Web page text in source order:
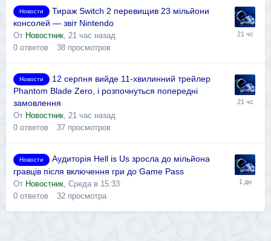
Новости
Тираж Switch 2 перевищив 23 мільйони
консолей — звіт Nintendo
От Новостник 21 час назад
0 ответов 38 просмотров
Новости
12 серпня вийде 11-хвилинний трейлер
Phantom Blade Zero, і розпочнуться попередні
замовлення
От Новостник, 21 час назад
0 ответов 37 просмотров
Новости
Аудиторія Hell is Us зросла до мільйона
гравців після включення гри до Game Pass
От Новостник Среда в 15:33
0 ответов 32 просмотра